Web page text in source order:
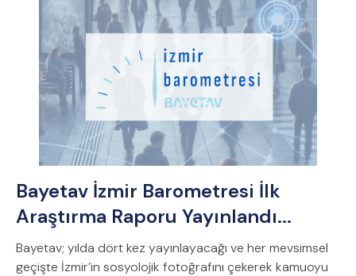
Bayetav İzmir Barometresi İlk
Araştırma Raporu Yayınlandı...
Bayetav; yılda dört kez yayınlayacağı ve her mevsimsel
geçişte İzmir’in sosyolojik fotoğrafını çekerek kamuoyu